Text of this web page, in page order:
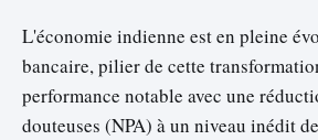
L'économie indienne est en pleine
bancaire, pilier de cette
performance notable avec une
douteuses (NPA) à un niveau inédit